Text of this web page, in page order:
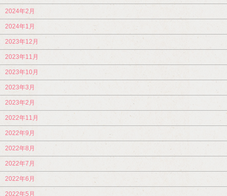
2024年2月
2024年1月
2023年12月
2023年11月
2023年10月
2023年3月
2023年2月
2022年11月
2022年9月
2022年8月
2022年7月
2022年6月
2022年5月